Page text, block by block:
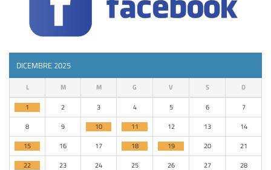
DICEMBRE 2025
L M M G V S D
1 2 3 4 5 6
7
8
9 10 11 12 13
14
15
16 17 18 19 20
21
22
23 24 25 26 27
28